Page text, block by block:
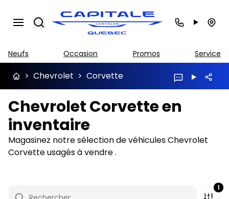
Search
Neufs Occasion Promos Service
> Chevrolet > Corvette
Chevrolet Corvette en
inventaire
Magasinez notre sélection de véhicules Chevrolet
Corvette usagés à vendre .
1